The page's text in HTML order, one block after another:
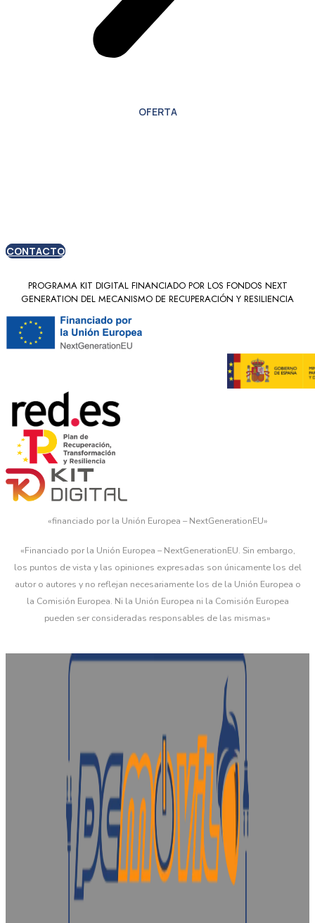
OFERTA
CONTACTO
PROGRAMA KIT DIGITAL FINANCIADO POR LOS FONDOS NEXT
GENERATION DEL MECANISMO DE RECUPERACIÓN Y RESILIENCIA
«financiado por la Unión Europea – NextGenerationEU»
«Financiado por la Unión Europea – NextGenerationEU. Sin embargo,
los puntos de vista y las opiniones expresadas son únicamente los del
autor o autores y no reflejan necesariamente los de la Unión Europea o
la Comisión Europea. Ni la Unión Europea ni la Comisión Europea
pueden ser consideradas responsables de las mismas»